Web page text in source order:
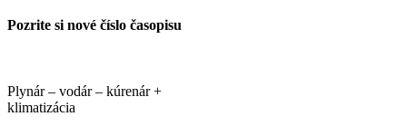
Pozrite si nové číslo časopisu
Plynár – vodár – kúrenár +
klimatizácia